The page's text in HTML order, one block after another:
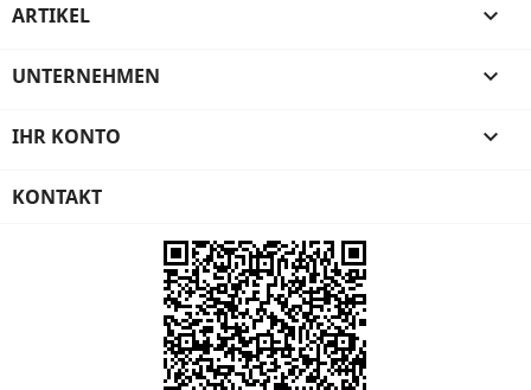
ARTIKEL 
UNTERNEHMEN 
IHR KONTO 
KONTAKT